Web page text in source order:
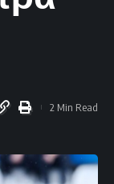
2 Min Read